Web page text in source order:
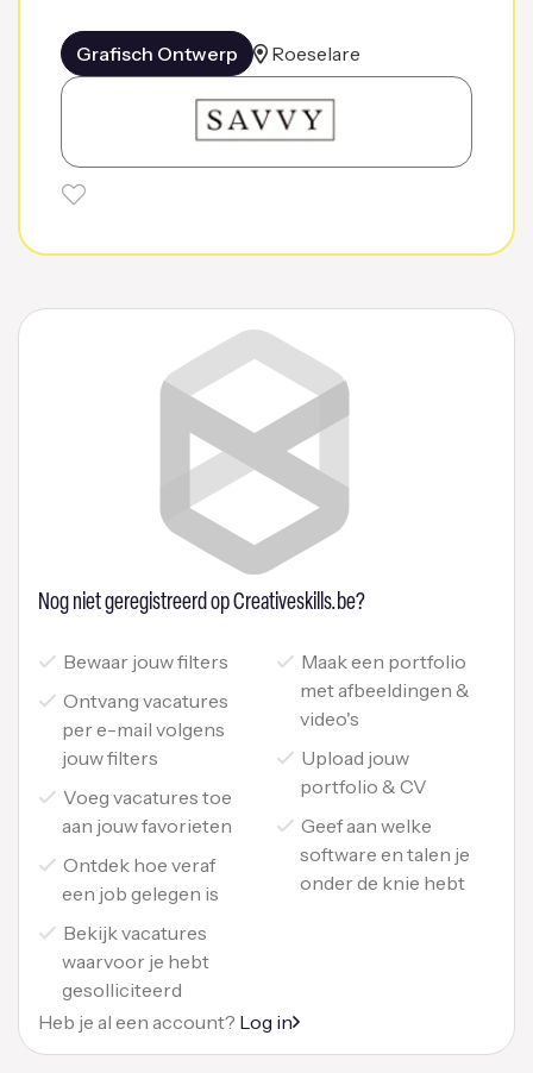
Grafisch Ontwerp Roeselare
Nog niet geregistreerd op Creativeskills.be?
Bewaar jouw filters
Ontvang vacatures
per e-mail volgens
jouw filters
Voeg vacatures toe
aan jouw favorieten
Ontdek hoe veraf
een job gelegen is
Bekijk vacatures
waarvoor je hebt
gesolliciteerd
Maak een portfolio
met afbeeldingen &
video's
Upload jouw
portfolio & CV
Geef aan welke
software en talen je
onder de knie hebt
Heb je al een account? Log in